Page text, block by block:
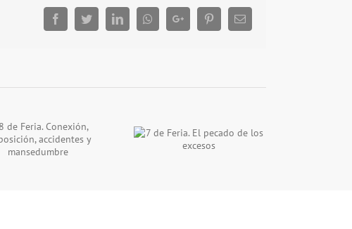
FacebookTwitterLinkedInWhatsappGoogle+ PinterestEmail
7 de Feria. El pecado de